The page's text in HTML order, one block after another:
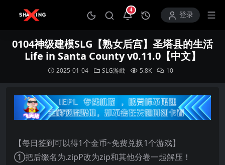
4
打开通知中心登录
0104神级建模SLG【熟女后宫】圣塔县的生活
Life in Santa County v0.11.0【中文】
2025-01-04 SLG游戲 5.8K 10
【每日签到可以得1个金币~免费兑换1个游戏】
①把后缀名为.zipP改为zip和其他分卷一起解压！